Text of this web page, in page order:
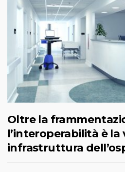
Oltre la
l’interoperabilità è la
infrastruttura